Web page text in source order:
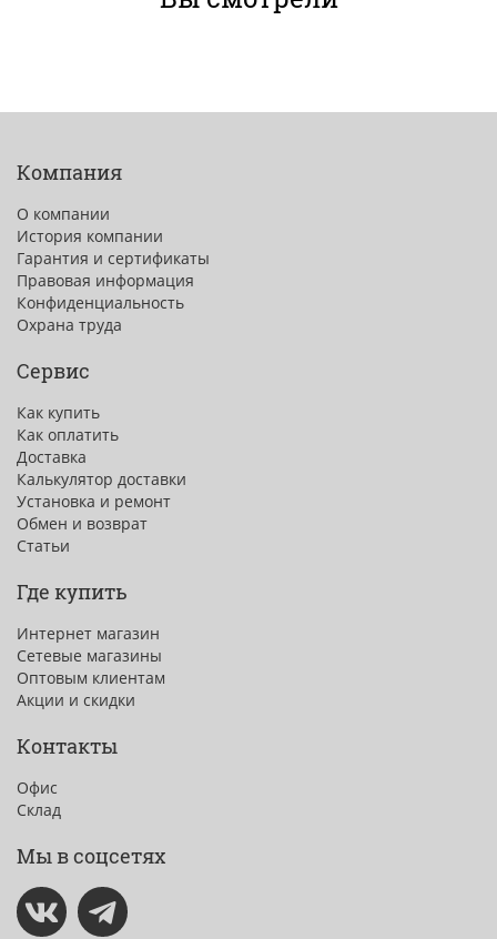
Компания
О компании
История компании
Гарантия и сертификаты
Правовая информация
Конфиденциальность
Охрана труда
Сервис
Как купить
Как оплатить
Доставка
Калькулятор доставки
Установка и ремонт
Обмен и возврат
Статьи
Где купить
Интернет магазин
Сетевые магазины
Оптовым клиентам
Акции и скидки
Контакты
Офис
Склад
Мы в соцсетях